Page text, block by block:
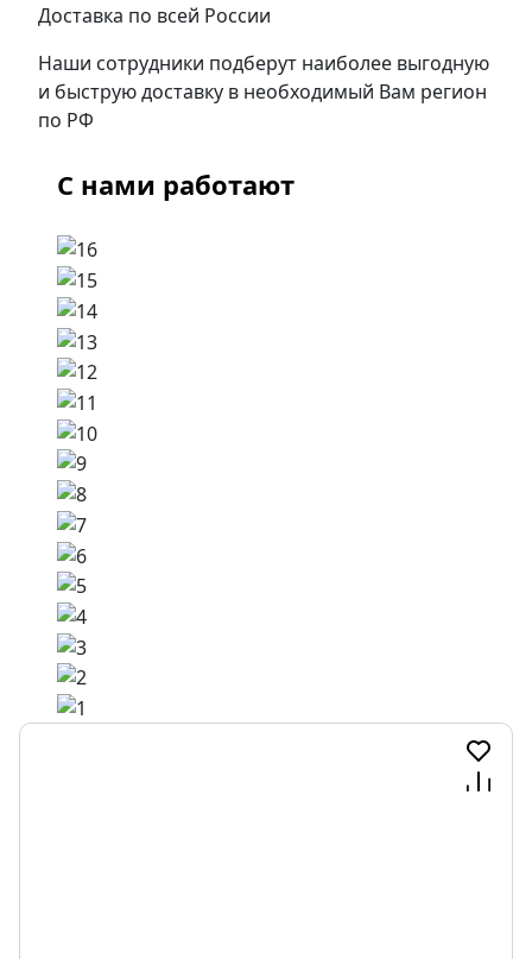
Доставка по всей России
Наши сотрудники подберут наиболее выгодную
и быструю доставку в необходимый Вам регион
по РФ
С нами работают